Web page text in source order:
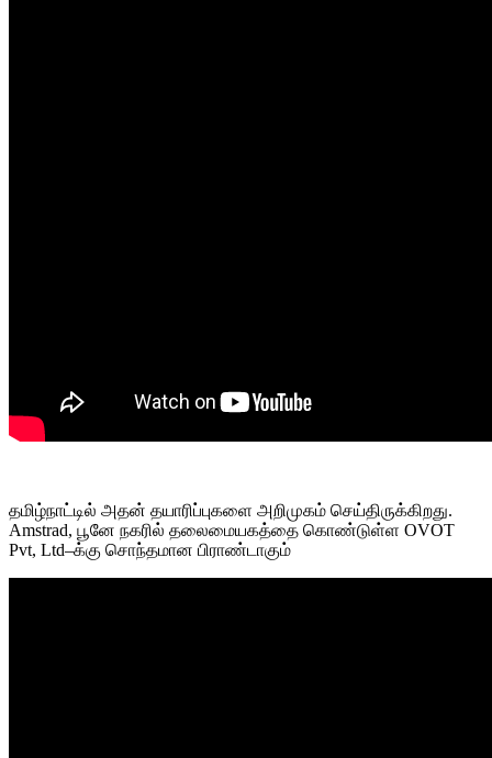
தமிழ்நாட்டில் அதன் தயாரிப்புகளை அறிமுகம் செய்திருக்கிறது.
Amstrad, பூனே நகரில் தலைமையகத்தை கொண்டுள்ள OVOT
Pvt, Ltd–க்கு சொந்தமான பிராண்டாகும்